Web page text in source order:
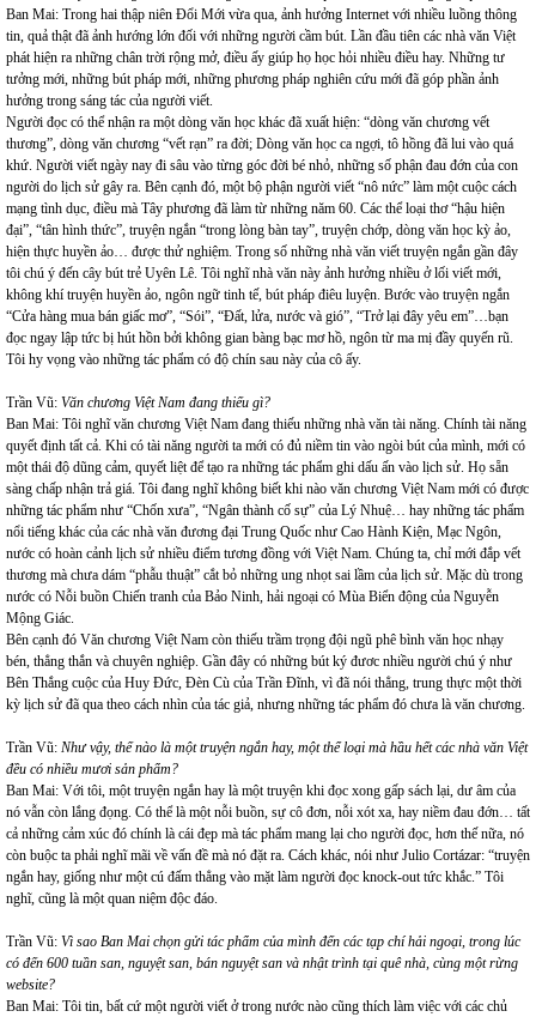
Ban Mai: Trong hai thập niên Đổi Mới vừa qua, ảnh hưởng Internet với nhiều luồng thông
tin, quả thật đã ảnh hướng lớn đối với những người cầm bút. Lần đầu tiên các nhà văn Việt
phát hiện ra những chân trời rộng mở, điều ấy giúp họ học hỏi nhiều điều hay. Những tư
tưởng mới, những bút pháp mới, những phương pháp nghiên cứu mới đã góp phần ảnh
hưởng trong sáng tác của người viết.
Người đọc có thể nhận ra một dòng văn học khác đã xuất hiện: “dòng văn chương vết
thương”, dòng văn chương “vết rạn” ra đời; Dòng văn học ca ngợi, tô hồng đã lui vào quá
khứ. Người viết ngày nay đi sâu vào từng góc đời bé nhỏ, những số phận đau đớn của con
người do lịch sử gây ra. Bên cạnh đó, một bộ phận người viết “nô nức” làm một cuộc cách
mạng tình dục, điều mà Tây phương đã làm từ những năm 60. Các thể loại thơ “hậu hiện
đại”, “tân hình thức”, truyện ngắn “trong lòng bàn tay”, truyện chớp, dòng văn học kỳ ảo,
hiện thực huyền ảo… được thử nghiệm. Trong số những nhà văn viết truyện ngắn gần đây
tôi chú ý đến cây bút trẻ Uyên Lê. Tôi nghĩ nhà văn này ảnh hưởng nhiều ở lối viết mới,
không khí truyện huyền ảo, ngôn ngữ tinh tế, bút pháp điêu luyện. Bước vào truyện ngắn
“Cửa hàng mua bán giấc mơ”, “Sói”, “Đất, lửa, nước và gió”, “Trở lại đây yêu em”…bạn
đọc ngay lập tức bị hút hồn bởi không gian bàng bạc mơ hồ, ngôn từ ma mị đầy quyến rũ.
Tôi hy vọng vào những tác phẩm có độ chín sau này của cô ấy.
Trần Vũ: Văn chương Việt Nam đang thiếu gì?
Ban Mai: Tôi nghĩ văn chương Việt Nam đang thiếu những nhà văn tài năng. Chính tài năng
quyết định tất cả. Khi có tài năng người ta mới có đủ niềm tin vào ngòi bút của mình, mới có
một thái độ dũng cảm, quyết liệt để tạo ra những tác phẩm ghi dấu ấn vào lịch sử. Họ sẵn
sàng chấp nhận trả giá. Tôi đang nghĩ không biết khi nào văn chương Việt Nam mới có được
những tác phẩm như “Chốn xưa”, “Ngân thành cố sự” của Lý Nhuệ… hay những tác phẩm
nổi tiếng khác của các nhà văn đương đại Trung Quốc như Cao Hành Kiện, Mạc Ngôn,
nước có hoàn cảnh lịch sử nhiều điểm tương đồng với Việt Nam. Chúng ta, chỉ mới đắp vết
thương mà chưa dám “phẫu thuật” cắt bỏ những ung nhọt sai lầm của lịch sử. Mặc dù trong
nước có Nỗi buồn Chiến tranh của Bảo Ninh, hải ngoại có Mùa Biển động của Nguyễn
Mộng Giác.
Bên cạnh đó Văn chương Việt Nam còn thiếu trầm trọng đội ngũ phê bình văn học nhạy
bén, thẳng thắn và chuyên nghiệp. Gần đây có những bút ký đươc nhiều người chú ý như
Bên Thắng cuộc của Huy Đức, Đèn Cù của Trần Đĩnh, vì đã nói thẳng, trung thực một thời
kỳ lịch sử đã qua theo cách nhìn của tác giả, nhưng những tác phẩm đó chưa là văn chương.
Trần Vũ: Như vậy, thế nào là một truyện ngắn hay, một thể loại mà hầu hết các nhà văn Việt
đều có nhiều mươi sản phẩm?
Ban Mai: Với tôi, một truyện ngắn hay là một truyện khi đọc xong gấp sách lại, dư âm của
nó vẫn còn lắng đọng. Có thể là một nỗi buồn, sự cô đơn, nỗi xót xa, hay niềm đau đớn… tất
cả những cảm xúc đó chính là cái đẹp mà tác phẩm mang lại cho người đọc, hơn thế nữa, nó
còn buộc ta phải nghĩ mãi về vấn đề mà nó đặt ra. Cách khác, nói như Julio Cortázar: “truyện
ngắn hay, giống như một cú đấm thẳng vào mặt làm người đọc knock-out tức khắc.” Tôi
nghĩ, cũng là một quan niệm độc đáo.
Trần Vũ: Vì sao Ban Mai chọn gửi tác phẩm của mình đến các tạp chí hải ngoại, trong lúc
có đến 600 tuần san, nguyệt san, bán nguyệt san và nhật trình tại quê nhà, cùng một rừng
website?
Ban Mai: Tôi tin, bất cứ một người viết ở trong nước nào cũng thích làm việc với các chủ